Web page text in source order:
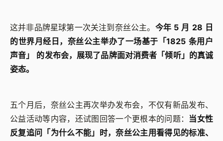
这并非品牌星球第一次关注到奈丝公主。 今年 5 月 28 日
的世界月经日，奈丝公主举办了一场基于「1825 条用户
声音」 的发布会，展现了品牌面对消费者「倾听」的真诚
姿态。
五个月后，奈丝公主再次举办发布会，不仅有新品发布、
公益活动等内容，还试图回答一个更根本的问题： 当女性
反复追问「为什么不能」时，奈丝公主用看得见的标准、